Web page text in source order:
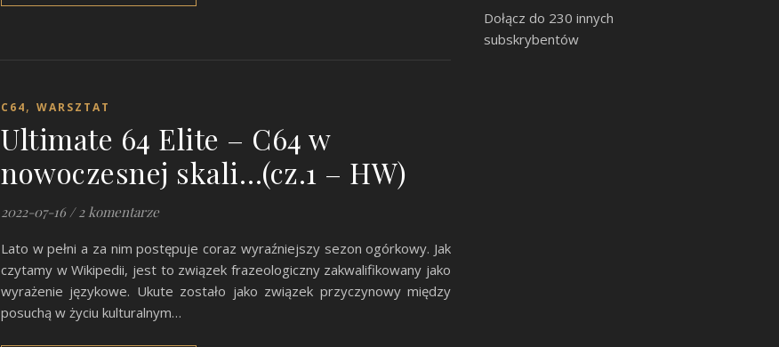
C64, WARSZTAT
Ultimate 64 Elite – C64 w
nowoczesnej skali…(cz.1 – HW)
2022-07-16 / 2 komentarze
Lato w pełni a za nim postępuje coraz wyraźniejszy sezon ogórkowy. Jak
czytamy w Wikipedii, jest to związek frazeologiczny zakwalifikowany jako
wyrażenie językowe. Ukute zostało jako związek przyczynowy między
posuchą w życiu kulturalnym…
Dołącz do 230 innych
subskrybentów